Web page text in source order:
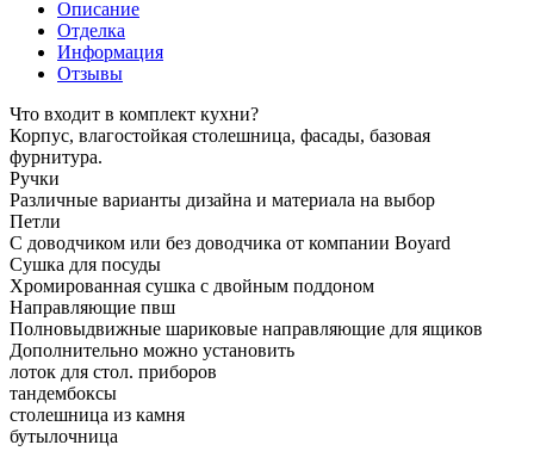
Описание
Отделка
Информация
Отзывы
Что входит в комплект кухни?
Корпус, влагостойкая столешница, фасады, базовая
фурнитура.
Ручки
Различные варианты дизайна и материала на выбор
Петли
С доводчиком или без доводчика от компании Boyard
Сушка для посуды
Хромированная сушка с двойным поддоном
Направляющие пвш
Полновыдвижные шариковые направляющие для ящиков
Дополнительно можно установить
лоток для стол. приборов
тандембоксы
столешница из камня
бутылочница